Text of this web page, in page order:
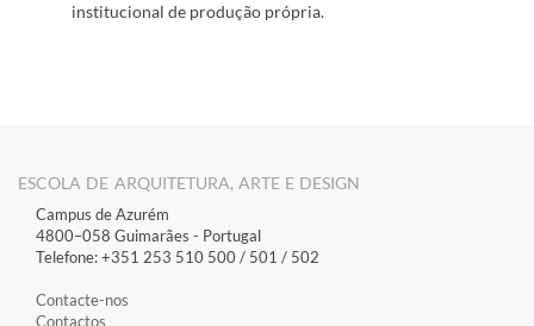
institucional ​​de produção própria. ​​​​​ ​ ​
ESCOLA DE ARQUITETURA, ARTE E DESIGN
Campus de Azurém
4800–058 Guimarães​ - Portugal
Telefone: +351 253 510 500 / 501 / 502
Contacte-nos
Contactos